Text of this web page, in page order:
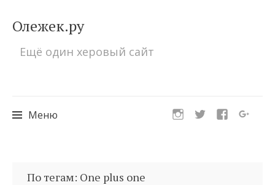
Олежек.ру
Ещё один херовый сайт
Меню
кПо тегам: One plus one